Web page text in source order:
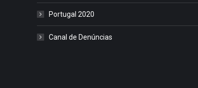
Portugal 2020
Canal de Denúncias